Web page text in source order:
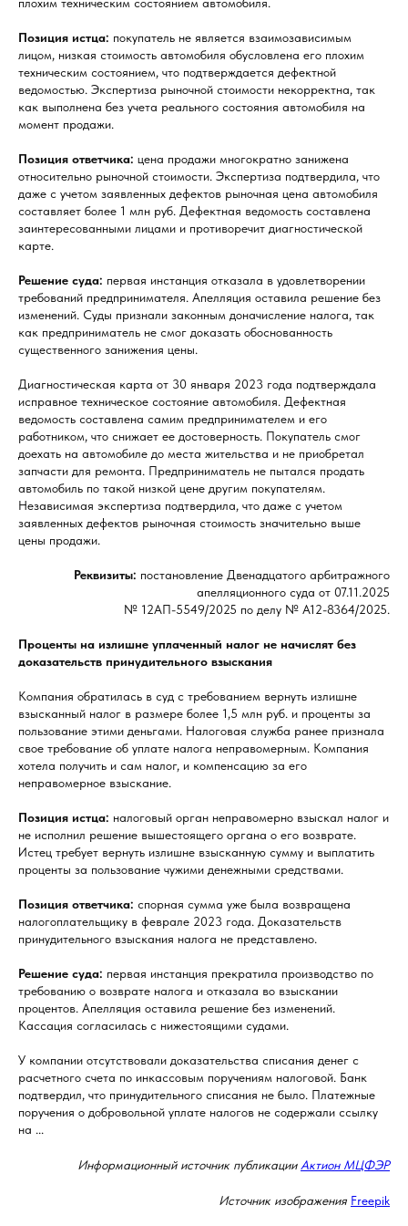
плохим техническим состоянием автомобиля.
Позиция истца: покупатель не является взаимозависимым
лицом, низкая стоимость автомобиля обусловлена его плохим
техническим состоянием, что подтверждается дефектной
ведомостью. Экспертиза рыночной стоимости некорректна, так
как выполнена без учета реального состояния автомобиля на
момент продажи.
Позиция ответчика: цена продажи многократно занижена
относительно рыночной стоимости. Экспертиза подтвердила, что
даже с учетом заявленных дефектов рыночная цена автомобиля
составляет более 1 млн руб. Дефектная ведомость составлена
заинтересованными лицами и противоречит диагностической
карте.
Решение суда: первая инстанция отказала в удовлетворении
требований предпринимателя. Апелляция оставила решение без
изменений. Суды признали законным доначисление налога, так
как предприниматель не смог доказать обоснованность
существенного занижения цены.
Диагностическая карта от 30 января 2023 года подтверждала
исправное техническое состояние автомобиля. Дефектная
ведомость составлена самим предпринимателем и его
работником, что снижает ее достоверность. Покупатель смог
доехать на автомобиле до места жительства и не приобретал
запчасти для ремонта. Предприниматель не пытался продать
автомобиль по такой низкой цене другим покупателям.
Независимая экспертиза подтвердила, что даже с учетом
заявленных дефектов рыночная стоимость значительно выше
цены продажи.
Реквизиты: постановление Двенадцатого арбитражного
апелляционного суда от 07.11.2025
№ 12АП-5549/2025 по делу № А12-8364/2025.
Проценты на излишне уплаченный налог не начислят без
доказательств принудительного взыскания
Компания обратилась в суд с требованием вернуть излишне
взысканный налог в размере более 1,5 млн руб. и проценты за
пользование этими деньгами. Налоговая служба ранее признала
свое требование об уплате налога неправомерным. Компания
хотела получить и сам налог, и компенсацию за его
неправомерное взыскание.
Позиция истца: налоговый орган неправомерно взыскал налог и
не исполнил решение вышестоящего органа о его возврате.
Истец требует вернуть излишне взысканную сумму и выплатить
проценты за пользование чужими денежными средствами.
Позиция ответчика: спорная сумма уже была возвращена
налогоплательщику в феврале 2023 года. Доказательств
принудительного взыскания налога не представлено.
Решение суда: первая инстанция прекратила производство по
требованию о возврате налога и отказала во взыскании
процентов. Апелляция оставила решение без изменений.
Кассация согласилась с нижестоящими судами.
У компании отсутствовали доказательства списания денег с
расчетного счета по инкассовым поручениям налоговой. Банк
подтвердил, что принудительного списания не было. Платежные
поручения о добровольной уплате налогов не содержали ссылку
на ...
Информационный источник публикацииАктион МЦФЭР
Источник изображения Freepik